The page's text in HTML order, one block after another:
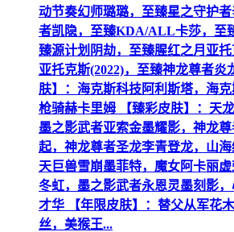
动节奏幻师璐璐，至臻星之守护
者凯隐，至臻KDA/ALL卡莎，至
臻源计划阴劫，至臻腥红之月亚
亚托克斯(2022)，至臻神龙尊者炎
肤】：海克斯科技阿利斯塔，海
枪骑赫卡里姆 【臻彩皮肤】：天
墨之影武者亚索金墨耀影，神龙
起，神龙尊者圣龙李青登龙，山
天巨兽雪崩墨菲特，魔女阿卡丽
冬虹，墨之影武者永恩灵墨刻影
才华 【年限皮肤】：替父从军花
丝，美猴王...